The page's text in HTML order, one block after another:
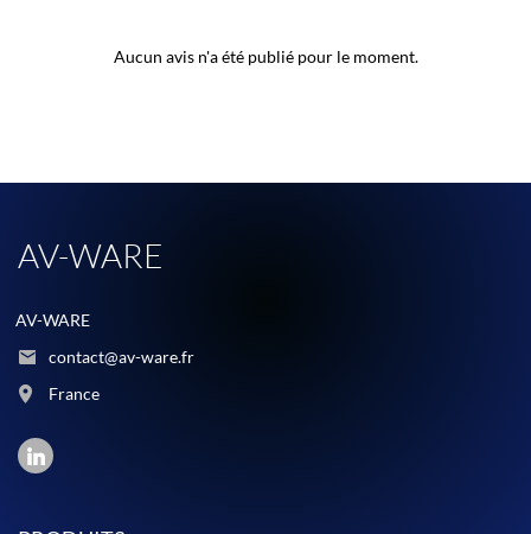
Aucun avis n'a été publié pour le moment.
AV-WARE
AV-WARE
contact@av-ware.fr
France